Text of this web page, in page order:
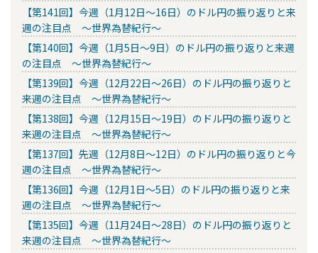
【第141回】今週（1月12日～16日）のドル円の振り返りと来
週の注目点 ～世界為替紀行～
【第140回】今週（1月5日～9日）のドル円の振り返りと来週
の注目点 ～世界為替紀行～
【第139回】今週（12月22日～26日）のドル円の振り返りと
来週の注目点 ～世界為替紀行～
【第138回】今週（12月15日～19日）のドル円の振り返りと
来週の注目点 ～世界為替紀行～
【第137回】先週（12月8日～12日）のドル円の振り返りと今
週の注目点 ～世界為替紀行～
【第136回】今週（12月1日～5日）のドル円の振り返りと来
週の注目点 ～世界為替紀行～
【第135回】今週（11月24日～28日）のドル円の振り返りと
来週の注目点 ～世界為替紀行～